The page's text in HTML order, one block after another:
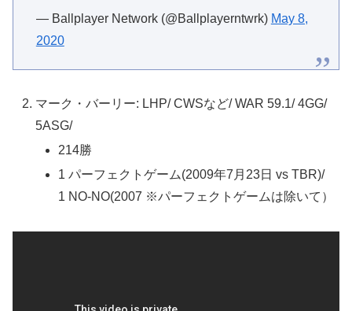
— Ballplayer Network (@Ballplayerntwrk) May 8,
2020
マーク・バーリー: LHP/ CWSなど/ WAR 59.1/ 4GG/
5ASG/
214勝
1 パーフェクトゲーム(2009年7月23日 vs TBR)/
1 NO-NO(2007 ※パーフェクトゲームは除いて）